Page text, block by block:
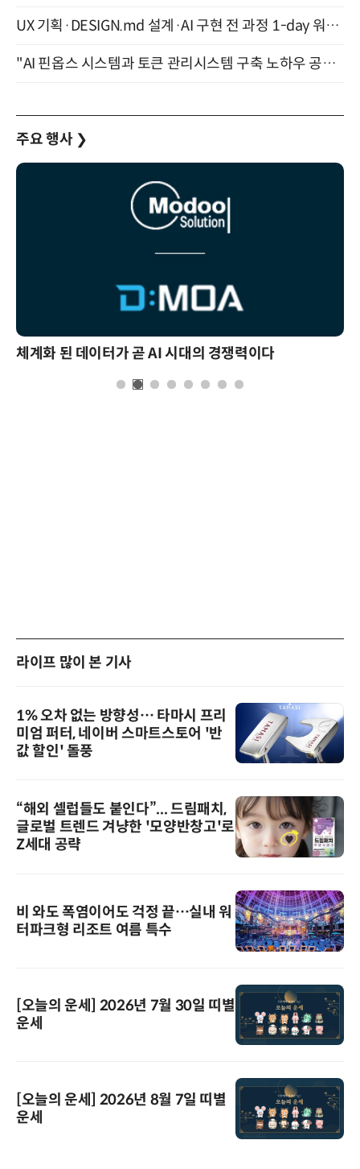
UX 기획·DESIGN.md 설계·AI 구현 전 과정 1-day 워크숍 with Claude Code·Codex 9월 15일 개최
"AI 핀옵스 시스템과 토큰 관리시스템 구축 노하우 공개" 잠실 한국광고문화회관 2층 대회의실 (8/21)
주요 행사 ❯
체계화 된 데이터가 곧 AI 시대의 경쟁력이다
라이프 많이 본 기사
1% 오차 없는 방향성… 타마시 프리
미엄 퍼터, 네이버 스마트스토어 '반
값 할인' 돌풍
“해외 셀럽들도 붙인다”... 드림패치,
글로벌 트렌드 겨냥한 '모양반창고'로
Z세대 공략
비 와도 폭염이어도 걱정 끝…실내 워
터파크형 리조트 여름 특수
[오늘의 운세] 2026년 7월 30일 띠별
운세
[오늘의 운세] 2026년 8월 7일 띠별
운세